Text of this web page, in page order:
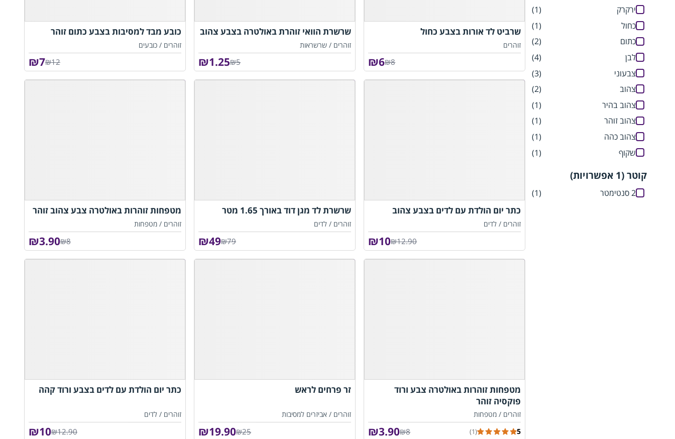
ירקרק
(1)
כחול
(1)
כתום
(2)
לבן
(4)
צבעוני
(3)
צהוב
(2)
צהוב בהיר
(1)
צהוב זוהר
(1)
צהוב כהה
(1)
שקוף
(1)
קוטר (1 אפשרויות)
2 סנטימטר (1)
שרביט לד אורות בצבע כחול
זוהרים
₪8
6
₪
שרשרת הוואי זוהרת באולטרה בצבע צהוב
זוהרים / שרשראות
₪5
1.25
₪
כובע מבד למסיבות בצבע כתום זוהר
זוהרים / כובעים
₪12
7
₪
כתר יום הולדת עם לדים בצבע צהוב
זוהרים / לדים
₪12.90
10
₪
שרשרת לד מגן דוד באורך 1.65 מטר
זוהרים / לדים
₪79
49
₪
מטפחות זוהרות באולטרה צבע צהוב זוהר
זוהרים / מטפחות
₪8
3.90
₪
מטפחות זוהרות באולטרה צבע ורוד
פוקסיה זוהר
זוהרים / מטפחות
5
(1)
₪8
3.90
₪
זר פרחים לראש
זוהרים / אביזרים למסיבות
₪25
19.90
₪
כתר יום הולדת עם לדים בצבע ורוד קהה
זוהרים / לדים
₪12.90
10
₪